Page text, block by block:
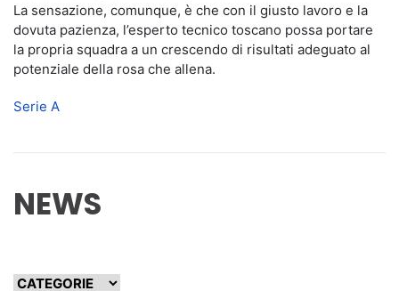
La sensazione, comunque, è che con il giusto lavoro e la
dovuta pazienza, l’esperto tecnico toscano possa portare
la propria squadra a un crescendo di risultati adeguato al
potenziale della rosa che allena.
Serie A
NEWS